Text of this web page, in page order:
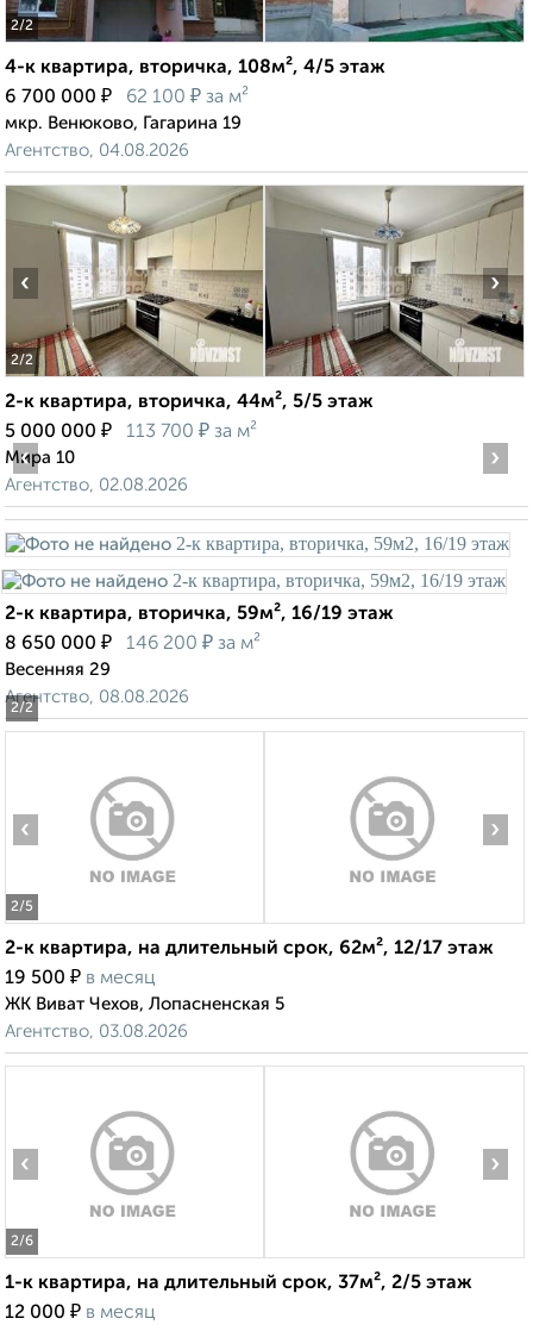
2/2
4-к квартира, вторичка, 108м², 4/5 этаж
6 700 000 ₽ 62 100 ₽ за м²
мкр. Венюково, Гагарина 19
Агентство, 04.08.2026
2/2
‹ ›
2-к квартира, вторичка, 44м², 5/5 этаж
5 000 000 ₽ 113 700 ₽ за м²
Мира 10
Агентство, 02.08.2026
2/2
‹ ›
2-к квартира, вторичка, 59м², 16/19 этаж
8 650 000 ₽ 146 200 ₽ за м²
Весенняя 29
Агентство, 08.08.2026
2/5
‹ ›
2-к квартира, на длительный срок, 62м², 12/17 этаж
19 500 ₽ в месяц
ЖК Виват Чехов, Лопасненская 5
Агентство, 03.08.2026
2/6
‹ ›
1-к квартира, на длительный срок, 37м², 2/5 этаж
12 000 ₽ в месяц